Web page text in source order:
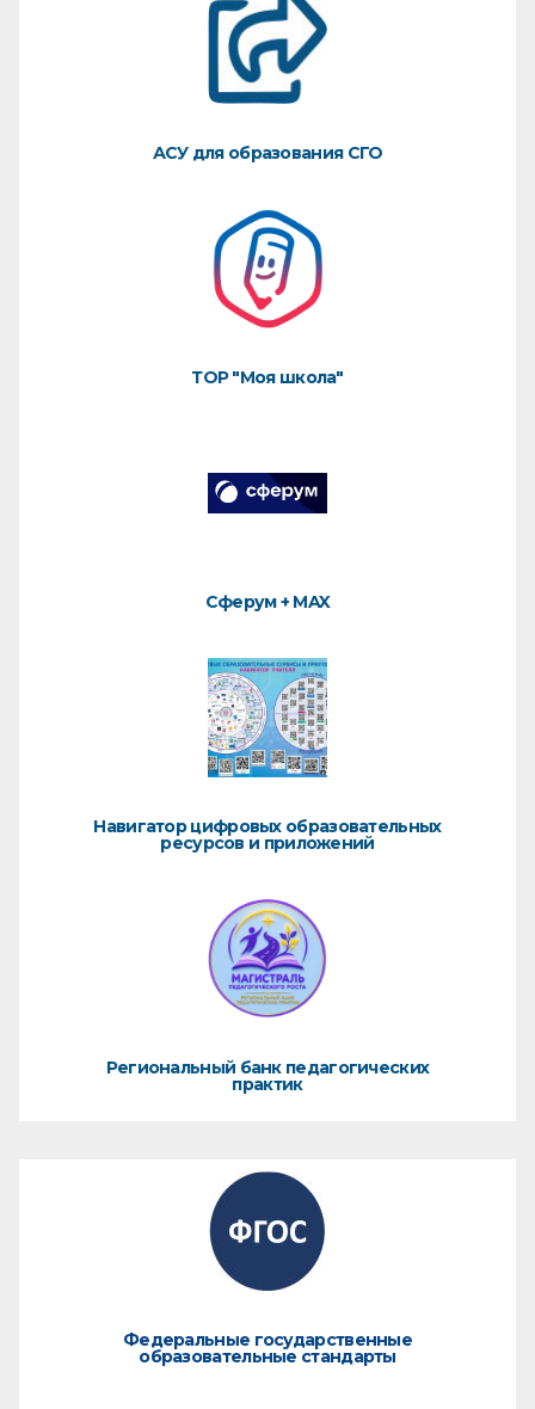
АСУ для образования СГО
ТОР "Моя школа"
Сферум + MAX
Навигатор цифровых образовательных
ресурсов и приложений
Региональный банк педагогических
практик
Федеральные государственные
образовательные стандарты